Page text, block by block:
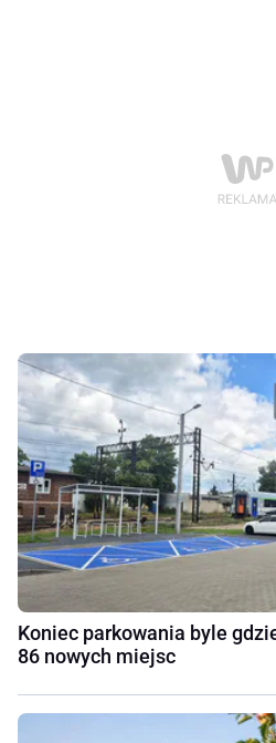
Koniec parkowania byle
86 nowych miejsc